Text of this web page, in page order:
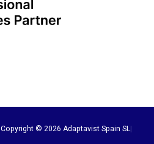
Copyright © 2026 Adaptavist Spain SL